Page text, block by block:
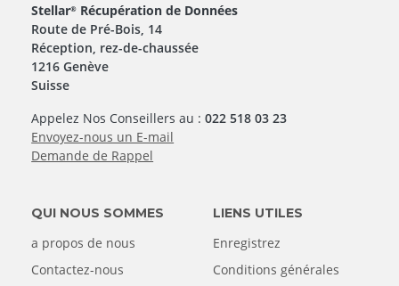
Stellar® Récupération de Données
Route de Pré-Bois, 14
Réception, rez-de-chaussée
1216 Genève
Suisse
Appelez Nos Conseillers au :022 518 03 23
Envoyez-nous un E-mail
Demande de Rappel
QUI NOUS SOMMES
a propos de nous
Contactez-nous
LIENS UTILES
Enregistrez
Conditions générales